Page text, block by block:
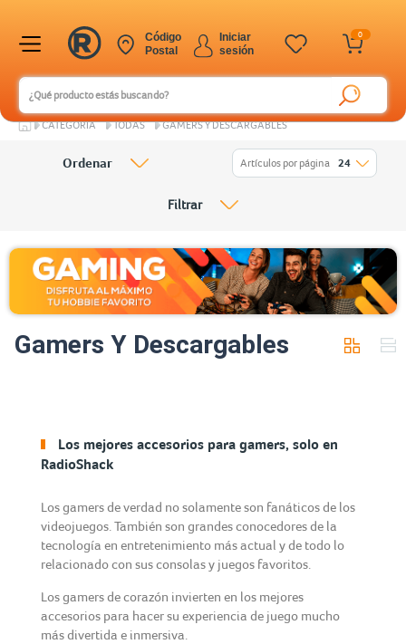
0
Iniciar
sesión
Código
Postal
CATEGORÍA TODAS GAMERS Y DESCARGABLES
Gamers Y Descargables
Ordenar Artículos por página 24
Filtrar
Los mejores accesorios para gamers, solo en
RadioShack
Los gamers de verdad no solamente son fanáticos de los
videojuegos. También son grandes conocedores de la
tecnología en entretenimiento más actual y de todo lo
relacionado con sus consolas y juegos favoritos.
Los gamers de corazón invierten en los mejores
accesorios para hacer su experiencia de juego mucho
más divertida e inmersiva.